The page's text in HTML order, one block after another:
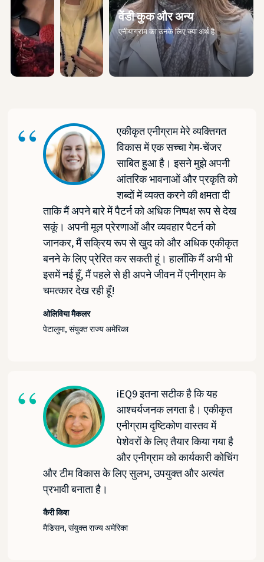
वेंडी कुक और अन्य
एनीयाग्राम का उनके लिए क्या अर्थ है
एकीकृत एनीग्राम मेरे व्यक्तिगत
विकास में एक सच्चा गेम-चेंजर
साबित हुआ है। इसने मुझे अपनी
आंतरिक भावनाओं और प्रकृति को
शब्दों में व्यक्त करने की क्षमता दी
ताकि मैं अपने बारे में पैटर्न को अधिक निष्पक्ष रूप से देख
सकूं। अपनी मूल प्रेरणाओं और व्यवहार पैटर्न को
जानकर, मैं सक्रिय रूप से खुद को और अधिक एकीकृत
बनने के लिए प्रेरित कर सकती हूं। हालाँकि मैं अभी भी
इसमें नई हूँ, मैं पहले से ही अपने जीवन में एनीग्राम के
चमत्कार देख रही हूँ!
ओलिविया मैकलर
पेटालुमा, संयुक्त राज्य अमेरिका
iEQ9 इतना सटीक है कि यह
आश्चर्यजनक लगता है। एकीकृत
एनीग्राम दृष्टिकोण वास्तव में
पेशेवरों के लिए तैयार किया गया है
और एनीग्राम को कार्यकारी कोचिंग
और टीम विकास के लिए सुलभ, उपयुक्त और अत्यंत
प्रभावी बनाता है।
कैरी किश
मैडिसन, संयुक्त राज्य अमेरिका